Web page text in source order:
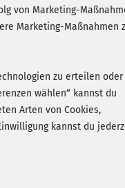
von Marketing-
Marketing-Maßnahmen
zu erteilen oder
wählen“ kannst du
Arten von Cookies,
kannst du